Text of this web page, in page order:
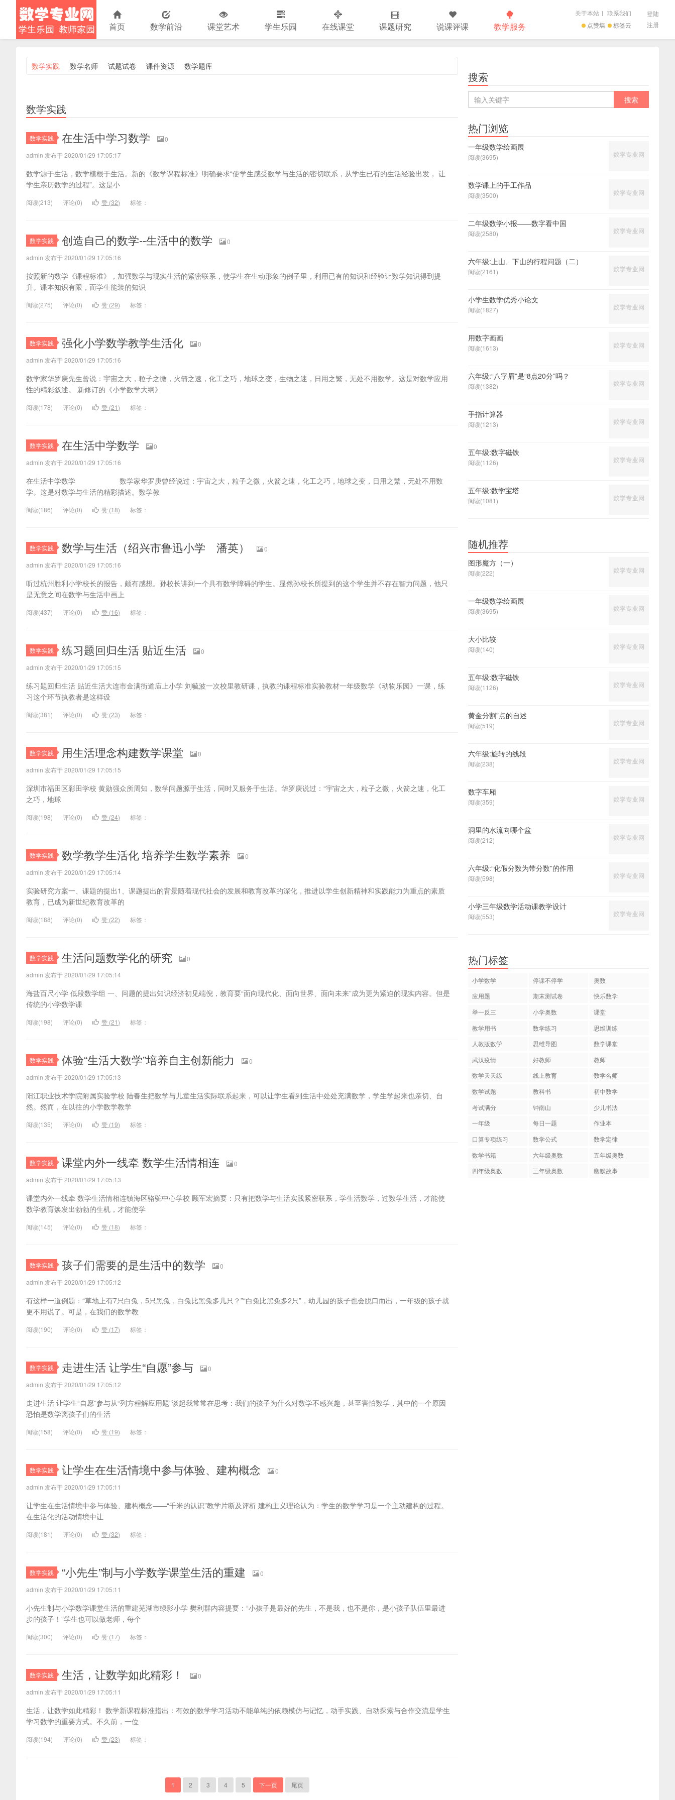
小学数学
首页 数学前沿 课堂艺术 学生乐园 在线课堂 课题研究 说课评课 教学服务 点赞墙 标签云
关于本站 | 联系我们
登陆
注册
数学实践 数学名师 试题试卷 课件资源 数学题库
数学实践
数学实践 在生活中学习数学
0
admin 发布于 2020/01/29 17:05:17
数学源于生活，数学植根于生活。新的《数学课程标准》明确要求“使学生感受数学与生活的密切联系，从学生已有的生活经验出发， 让
学生亲历数学的过程”。这是小
阅读(213) 评论(0) 赞 (32) 标签：
数学实践 创造自己的数学--生活中的数学
0
admin 发布于 2020/01/29 17:05:16
按照新的数学《课程标准》，加强数学与现实生活的紧密联系，使学生在生动形象的例子里，利用已有的知识和经验让数学知识得到提
升。课本知识有限，而学生能装的知识
阅读(275) 评论(0) 赞 (29) 标签：
数学实践 强化小学数学教学生活化
0
admin 发布于 2020/01/29 17:05:16
数学家华罗庚先生曾说：宇宙之大，粒子之微，火箭之速，化工之巧，地球之变，生物之迷，日用之繁，无处不用数学。这是对数学应用
性的精彩叙述。 新修订的《小学数学大纲》
阅读(178) 评论(0) 赞 (21) 标签：
数学实践 在生活中学数学
0
admin 发布于 2020/01/29 17:05:16
在生活中学数学 数学家华罗庚曾经说过：宇宙之大，粒子之微，火箭之速，化工之巧，地球之变，日用之繁，无处不用数
学。这是对数学与生活的精彩描述。数学教
阅读(186) 评论(0) 赞 (18) 标签：
数学实践 数学与生活（绍兴市鲁迅小学 潘英）
0
admin 发布于 2020/01/29 17:05:16
听过杭州胜利小学校长的报告，颇有感想。孙校长讲到一个具有数学障碍的学生。显然孙校长所提到的这个学生并不存在智力问题，他只
是无意之间在数学与生活中画上
阅读(437) 评论(0) 赞 (16) 标签：
数学实践 练习题回归生活 贴近生活
0
admin 发布于 2020/01/29 17:05:15
练习题回归生活 贴近生活大连市金满街道庙上小学 刘毓波一次校里教研课，执教的课程标准实验教材一年级数学《动物乐园》一课，练
习这个环节执教者是这样设
阅读(381) 评论(0) 赞 (23) 标签：
数学实践 用生活理念构建数学课堂
0
admin 发布于 2020/01/29 17:05:15
深圳市福田区彩田学校 黄勋强众所周知，数学问题源于生活，同时又服务于生活。华罗庚说过：“宇宙之大，粒子之微，火箭之速，化工
之巧，地球
阅读(198) 评论(0) 赞 (24) 标签：
数学实践 数学教学生活化 培养学生数学素养
0
admin 发布于 2020/01/29 17:05:14
实验研究方案一、课题的提出1、课题提出的背景随着现代社会的发展和教育改革的深化，推进以学生创新精神和实践能力为重点的素质
教育，已成为新世纪教育改革的
阅读(188) 评论(0) 赞 (22) 标签：
数学实践 生活问题数学化的研究
0
admin 发布于 2020/01/29 17:05:14
海盐百尺小学 低段数学组 一、问题的提出知识经济初见端倪，教育要“面向现代化、面向世界、面向未来”成为更为紧迫的现实内容。但是
传统的小学数学课
阅读(198) 评论(0) 赞 (21) 标签：
数学实践 体验“生活大数学”培养自主创新能力
0
admin 发布于 2020/01/29 17:05:13
阳江职业技术学院附属实验学校 陆春生把数学与儿童生活实际联系起来，可以让学生看到生活中处处充满数学，学生学起来也亲切、自
然。然而，在以往的小学数学教学
阅读(135) 评论(0) 赞 (19) 标签：
数学实践 课堂内外一线牵 数学生活情相连
0
admin 发布于 2020/01/29 17:05:13
课堂内外一线牵 数学生活情相连镇海区骆驼中心学校 顾军宏摘要：只有把数学与生活实践紧密联系，学生活数学，过数学生活，才能使
数学教育焕发出勃勃的生机，才能使学
阅读(145) 评论(0) 赞 (18) 标签：
数学实践 孩子们需要的是生活中的数学
0
admin 发布于 2020/01/29 17:05:12
有这样一道例题：“草地上有7只白兔，5只黑兔，白兔比黑兔多几只？”“白兔比黑兔多2只”，幼儿园的孩子也会脱口而出，一年级的孩子就
更不用说了。可是，在我们的数学教
阅读(190) 评论(0) 赞 (17) 标签：
数学实践 走进生活 让学生“自愿”参与
0
admin 发布于 2020/01/29 17:05:12
走进生活 让学生“自愿”参与从“列方程解应用题”谈起我常常在思考：我们的孩子为什么对数学不感兴趣，甚至害怕数学，其中的一个原因
恐怕是数学离孩子们的生活
阅读(158) 评论(0) 赞 (19) 标签：
数学实践 让学生在生活情境中参与体验、建构概念
0
admin 发布于 2020/01/29 17:05:11
让学生在生活情境中参与体验、建构概念――“千米的认识”教学片断及评析 建构主义理论认为：学生的数学学习是一个主动建构的过程。
在生活化的活动情境中让
阅读(181) 评论(0) 赞 (32) 标签：
数学实践 “小先生”制与小学数学课堂生活的重建
0
admin 发布于 2020/01/29 17:05:11
小先生制与小学数学课堂生活的重建芜湖市绿影小学 樊利群内容提要：“小孩子是最好的先生，不是我，也不是你，是小孩子队伍里最进
步的孩子！”学生也可以做老师，每个
阅读(300) 评论(0) 赞 (17) 标签：
数学实践 生活，让数学如此精彩！
0
admin 发布于 2020/01/29 17:05:11
生活，让数学如此精彩！ 数学新课程标准指出：有效的数学学习活动不能单纯的依赖模仿与记忆，动手实践、自动探索与合作交流是学生
学习数学的重要方式。不久前，一位
阅读(194) 评论(0) 赞 (23) 标签：
1 2 3 4 5 下一页 尾页
搜索
热门浏览
一年级数学绘画展
阅读(3695)
数学课上的手工作品
阅读(3500)
二年级数学小报――数字看中国
阅读(2580)
六年级:上山、下山的行程问题（二）
阅读(2161)
小学生数学优秀小论文
阅读(1827)
用数字画画
阅读(1613)
六年级:“八字眉”是“8点20分”吗？
阅读(1382)
手指计算器
阅读(1213)
五年级:数字磁铁
阅读(1126)
五年级:数学宝塔
阅读(1081)
随机推荐
图形魔方（一）
阅读(222)
一年级数学绘画展
阅读(3695)
大小比较
阅读(140)
五年级:数字磁铁
阅读(1126)
黄金分割”点的自述
阅读(519)
六年级:旋转的线段
阅读(238)
数字车厢
阅读(359)
洞里的水流向哪个盆
阅读(212)
六年级:“化假分数为带分数”的作用
阅读(598)
小学三年级数学活动课教学设计
阅读(553)
热门标签
小学数学 停课不停学
奥数
应用题
期末测试卷
快乐数学
举一反三
小学奥数
课堂
教学用书
数学练习
思维训练
人教版数学
思维导图
数学课堂
武汉疫情
好教师
教师
数学天天练
线上教育
数学名师
数学试题
教科书
初中数学
考试满分
钟南山
少儿书法
一年级
每日一题
作业本
口算专项练习
数学公式
数学定律
数学书籍
六年级奥数
五年级奥数
四年级奥数
三年级奥数 幽默故事